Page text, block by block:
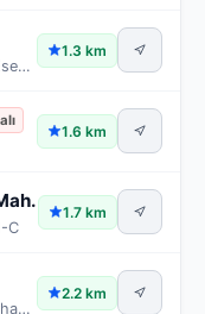
Mahfessığmaz Mah.Kenan Evren Bulv. Esencan Sitesi
1.3 km
1.6 km
Süper Kapalı
C
1.7 km
Toros Mah.Ali Sepici Bulv. No:82/A Seyhan/Adana
2.2 km